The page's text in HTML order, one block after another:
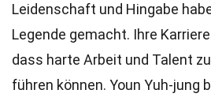
Leidenschaft und Hingabe
Legende gemacht. Ihre
dass harte Arbeit und Talent
führen können. Youn Yuh-jung